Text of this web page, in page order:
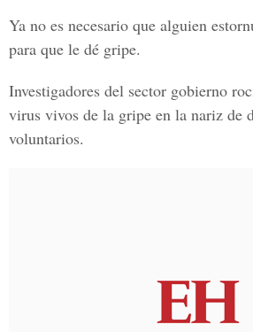
Ya no es necesario que alguien
para que le dé gripe.
Investigadores del sector gobierno
virus vivos de la gripe en la nariz de
voluntarios.